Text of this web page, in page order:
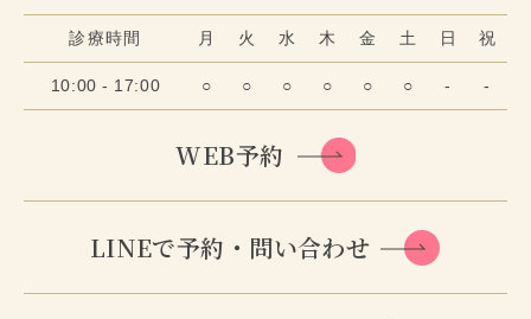
診療時間 月 火 水 木 金 土 日 祝
10:00 - 17:00 ○ ○ ○ ○ ○ ○ - -
WEB予約
LINEで予約・問い合わせ